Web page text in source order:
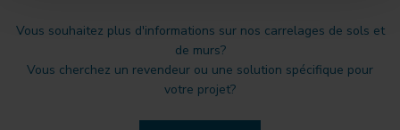
Vous souhaitez plus d'informations sur nos carrelages de sols et
de murs?
Vous cherchez un revendeur ou une solution spécifique pour
votre projet?